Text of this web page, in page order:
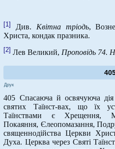
[1] Див. Квітна тріодь,
Христа, кондак празника.
[2] Лев Великий, Проповідь 74.
Друк
405 Спасаюча й освячуюча
святих Таїнст-вах, що їх
Таїнствами є Хрещення,
Покаяння, Єлеопомазання,
священнодійства Церкви
Духа. Церква через Святі